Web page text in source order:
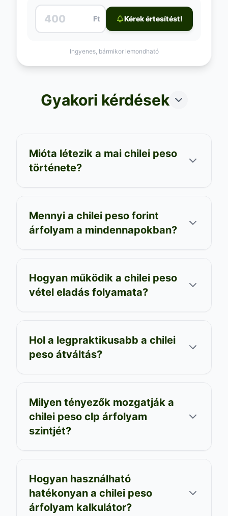
Ft Kérek értesítést!
Ingyenes, bármikor lemondható
Gyakori kérdések
Mióta létezik a mai chilei peso
története?
Mennyi a chilei peso forint
árfolyam a mindennapokban?
Hogyan működik a chilei peso
vétel eladás folyamata?
Hol a legpraktikusabb a chilei
peso átváltás?
Milyen tényezők mozgatják a
chilei peso clp árfolyam
szintjét?
Hogyan használható
hatékonyan a chilei peso
árfolyam kalkulátor?